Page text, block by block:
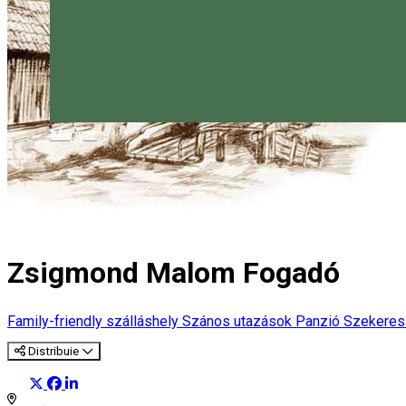
Magyar
Zsigmond Malom Fogadó
Family-friendly szálláshely Szános utazások Panzió
Distribuie